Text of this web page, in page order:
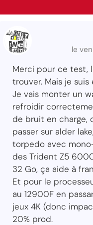
le
Merci pour ce test,
trouver. Mais je
Je vais monter un
refroidir
de bruit en charge,
passer sur alder
torpedo avec
des Trident Z5
32 Go, ça aide à
Et pour le
au 12900F en
jeux 4K (donc
20% prod.